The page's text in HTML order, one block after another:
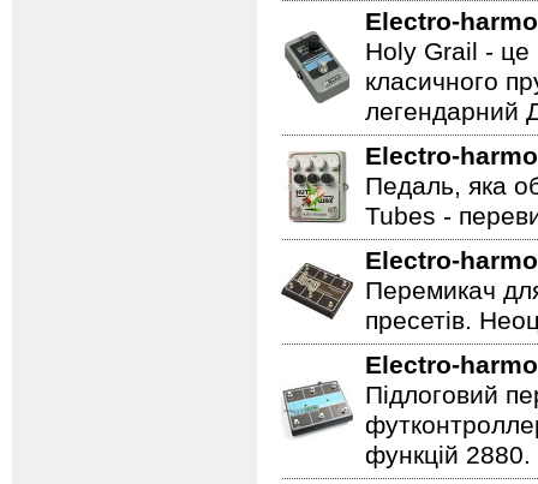
Electro-
Holy Grail - це
класичного
легендарний
Electro-
Педаль, яка
Tubes -
Electro-
Перемикач
пресетів.
Electro-
Підлоговий
функцій 2880.